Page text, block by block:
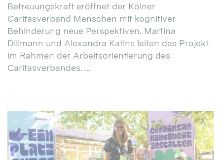
Betreuungskraft eröffnet der Kölner
Caritasverband Menschen mit kognitiver
Behinderung neue Perspektiven. Martina
Dillmann und Alexandra Katins leiten das Projekt
im Rahmen der Arbeitsorientierung des
Caritasverbandes. ...